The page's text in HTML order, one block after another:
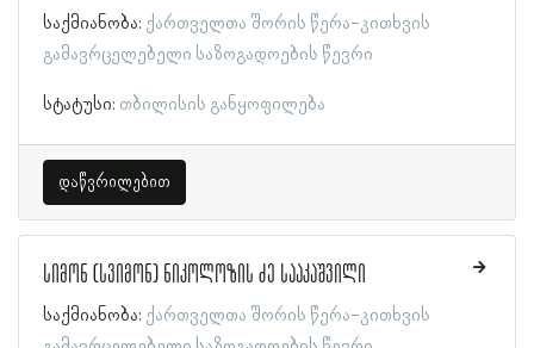
საქმიანობა: ქართველთა შორის წერა-კითხვის
გამავრცელებელი საზოგადოების წევრი
სტატუსი: თბილისის განყოფილება
დაწვრილებით
სიმონ (სვიმონ) ნიკოლოზის ძე სააკაშვილი
საქმიანობა: ქართველთა შორის წერა-კითხვის